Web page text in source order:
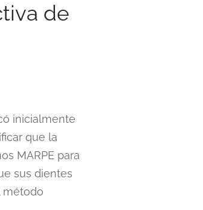
de
inicialmente
que la
MARPE para
sus dientes
método